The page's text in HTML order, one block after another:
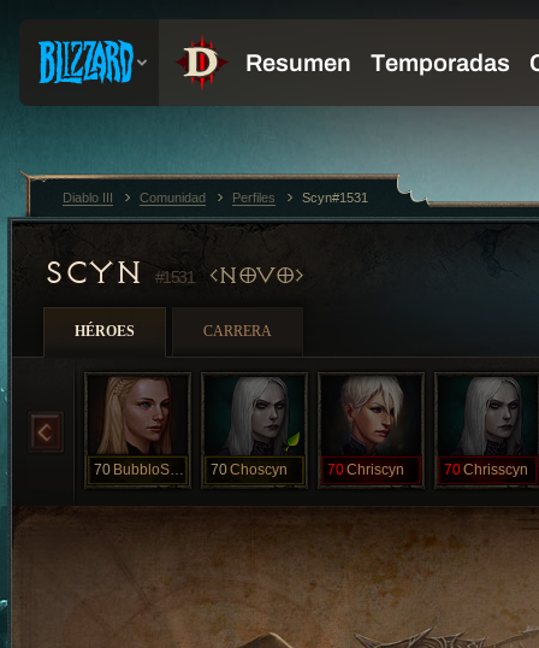
SCYN #1531 NOVO
HÉROES CARRERA
70 BubbloScyn 70Choscyn 70Chriscyn 70Chrisscyn
Diablo III Comunidad Perfiles Scyn#1531